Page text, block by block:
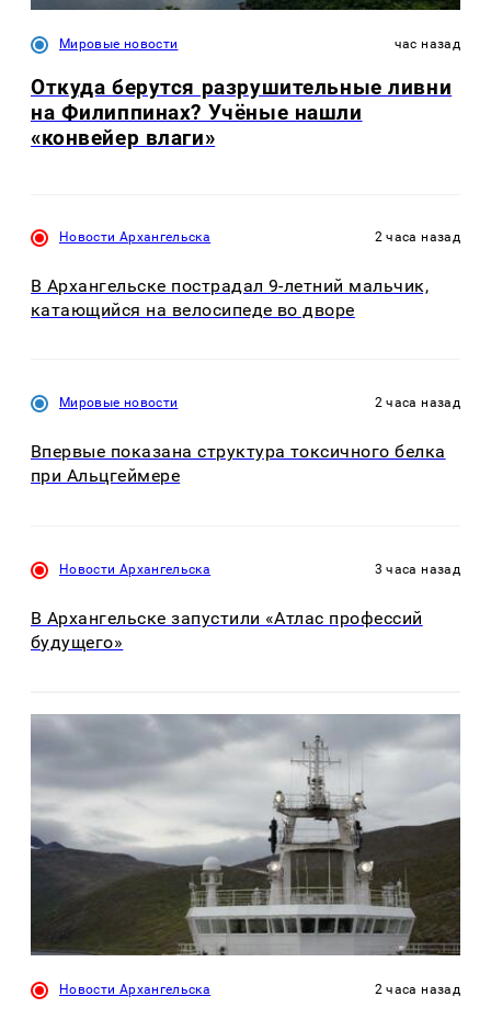
Мировые новости час назад
Откуда берутся разрушительные ливни
на Филиппинах? Учёные нашли
«конвейер влаги»
Новости Архангельска 2 часа назад
В Архангельске пострадал 9-летний мальчик,
катающийся на велосипеде во дворе
Мировые новости 2 часа назад
Впервые показана структура токсичного белка
при Альцгеймере
Новости Архангельска 3 часа назад
В Архангельске запустили «Атлас профессий
будущего»
Новости Архангельска 2 часа назад